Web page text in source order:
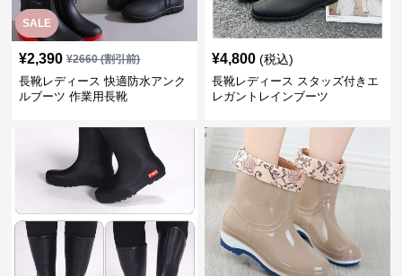
SALE
¥2,390 ¥2660(割引前)
長靴レディース 快適防水アンク
ルブーツ 作業用長靴
¥4,800 (税込)
長靴レディース スタッズ付きエ
レガントレインブーツ